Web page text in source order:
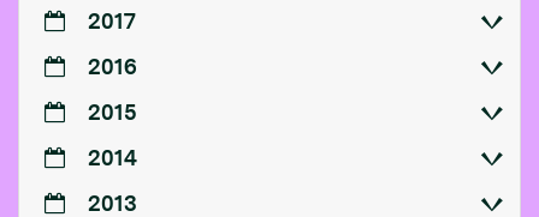
2017
2016
2015
2014
2013